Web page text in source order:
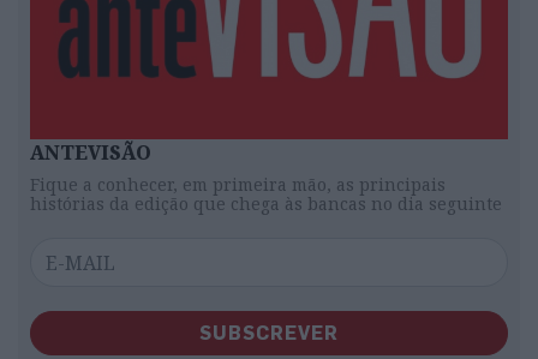
ANTEVISÃO
Fique a conhecer, em primeira mão, as principais
histórias da edição que chega às bancas no dia seguinte
SUBSCREVER